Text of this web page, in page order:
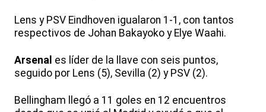
Lens y PSV Eindhoven igualaron 1-1, con tantos
respectivos de Johan Bakayoko y Elye Waahi.
Arsenal es líder de la llave con seis puntos,
seguido por Lens (5), Sevilla (2) y PSV (2).
Bellingham llegó a 11 goles en 12 encuentros